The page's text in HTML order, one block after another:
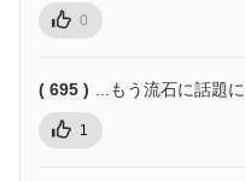
0
( 695 ) ...もう流石に話題
1